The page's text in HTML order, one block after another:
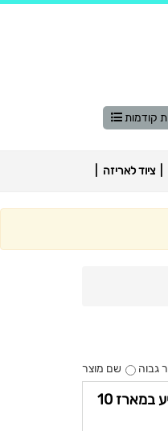
קודמות
ציוד לאריזה
גבוה שם מוצר
בלוק כתיבה לבן מגיע במארז 10